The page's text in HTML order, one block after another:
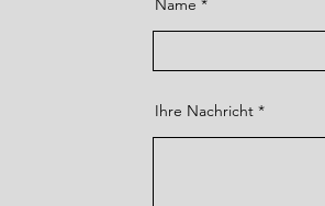
Name
Ihre Nachricht